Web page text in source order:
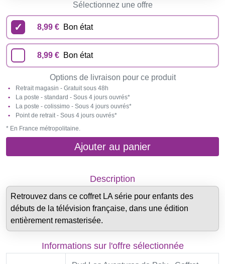
Sélectionnez une offre
8,99 € Bon état
8,99 € Bon état
Options de livraison pour ce produit
Retrait magasin - Gratuit sous 48h
La poste - standard - Sous 4 jours ouvrés*
La poste - colissimo - Sous 4 jours ouvrés*
Point de retrait - Sous 4 jours ouvrés*
* En France métropolitaine.
Ajouter au panier
Description
Retrouvez dans ce coffret LA série pour enfants des
débuts de la télévision française, dans une édition
entièrement remasterisée.
Informations sur l'offre sélectionnée